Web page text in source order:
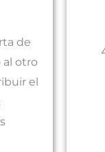
de
al otro
el